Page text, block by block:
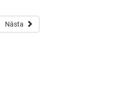
Nästa